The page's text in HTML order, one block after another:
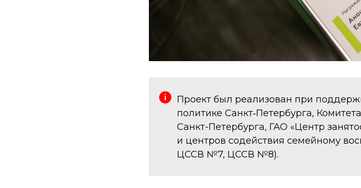
Проект был реализован при
политике Санкт‑Петербурга,
Санкт-Петербурга, ГАО «Центр
и центров содействия семейному
ЦССВ №7, ЦССВ №8).